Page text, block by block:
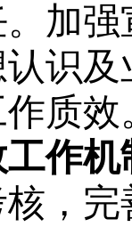
加
识
质效
作机
，